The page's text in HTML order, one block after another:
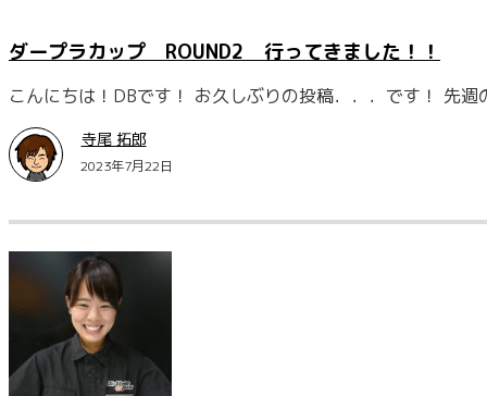
ダープラカップ ROUND2 行ってきました！！
こんにちは！DBです！ お久しぶりの投稿．．．です！ 先
寺尾 拓郎
2023年7月22日